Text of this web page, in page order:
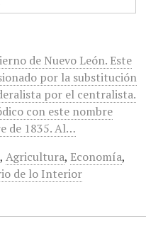
de Nuevo León. Este
por la substitución
por el centralista.
con este nombre
de 1835. Al…
, Agricultura, Economía,
de lo Interior